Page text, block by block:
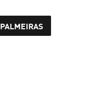
PALMEIRAS